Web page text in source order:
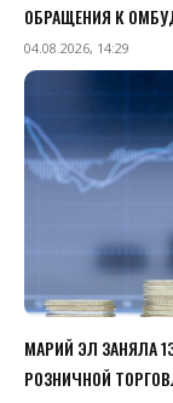
ОБРАЩЕНИЯ К
04.08.2026, 14:29
МАРИЙ ЭЛ ЗАНЯЛА
РОЗНИЧНОЙ